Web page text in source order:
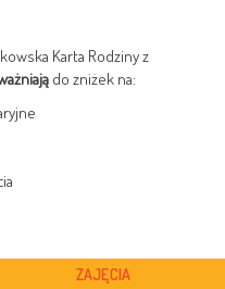
Karta Rodziny z
do zniżek na:
ZAJĘCIA